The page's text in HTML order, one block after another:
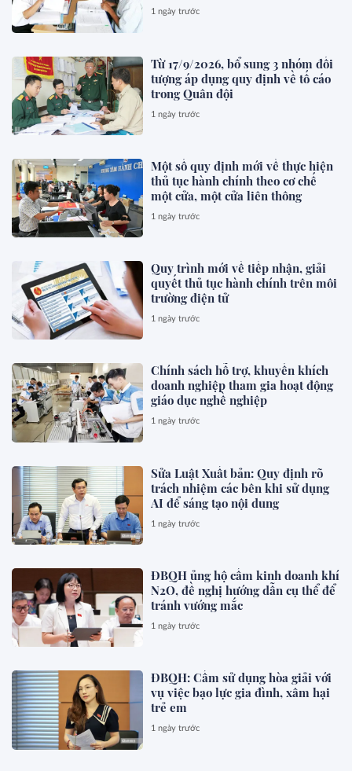
1 ngày trước
Từ 17/9/2026, bổ sung 3 nhóm đối
tượng áp dụng quy định về tố cáo
trong Quân đội
1 ngày trước
Một số quy định mới về thực hiện
thủ tục hành chính theo cơ chế
một cửa, một cửa liên thông
1 ngày trước
Quy trình mới về tiếp nhận, giải
quyết thủ tục hành chính trên môi
trường điện tử
1 ngày trước
Chính sách hỗ trợ, khuyến khích
doanh nghiệp tham gia hoạt động
giáo dục nghề nghiệp
1 ngày trước
Sửa Luật Xuất bản: Quy định rõ
trách nhiệm các bên khi sử dụng
AI để sáng tạo nội dung
1 ngày trước
ĐBQH ủng hộ cấm kinh doanh khí
N2O, đề nghị hướng dẫn cụ thể để
tránh vướng mắc
1 ngày trước
ĐBQH: Cấm sử dụng hòa giải với
vụ việc bạo lực gia đình, xâm hại
trẻ em
1 ngày trước